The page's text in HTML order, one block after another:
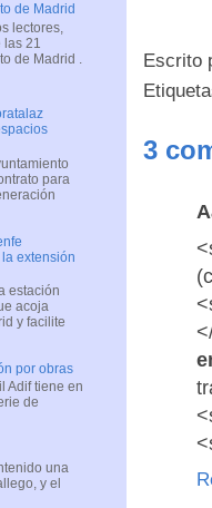
Escrito
3
de Madrid
lectores,
21
de Madrid .
para
extensión
estación
acoja
y facilite
por obras
Adif tiene en
de
una
y el